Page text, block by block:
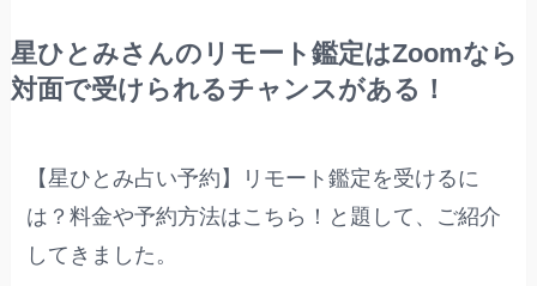
星ひとみさんのリモート鑑定はZoomなら
対面で受けられるチャンスがある！
【星ひとみ占い予約】リモート鑑定を受けるに
は？料金や予約方法はこちら！と題して、ご紹介
してきました。